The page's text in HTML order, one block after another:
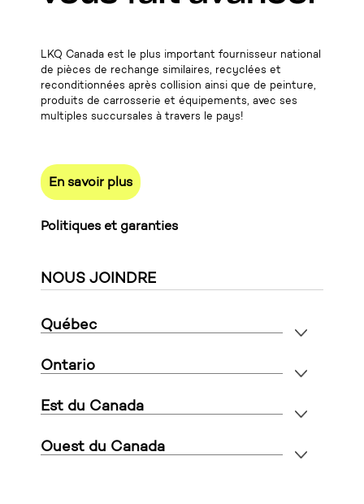
LKQ Canada est le plus important fournisseur national
de pièces de rechange similaires, recyclées et
reconditionnées après collision ainsi que de peinture,
produits de carrosserie et équipements, avec ses
multiples succursales à travers le pays!
En savoir plus
Politiques et garanties
NOUS JOINDRE
Québec
Ontario
Est du Canada
Ouest du Canada